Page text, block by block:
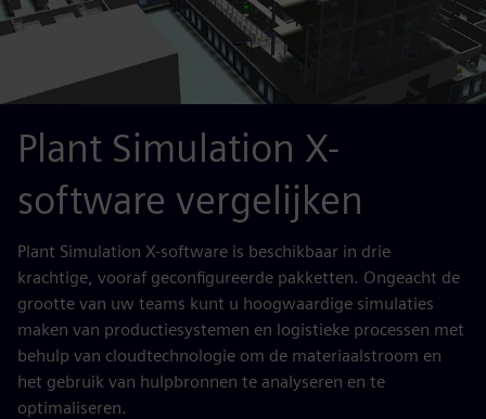
Plant Simulation X-
software vergelijken
Plant Simulation X-software is beschikbaar in drie
krachtige, vooraf geconfigureerde pakketten. Ongeacht de
grootte van uw teams kunt u hoogwaardige simulaties
maken van productiesystemen en logistieke processen met
behulp van cloudtechnologie om de materiaalstroom en
het gebruik van hulpbronnen te analyseren en te
optimaliseren.